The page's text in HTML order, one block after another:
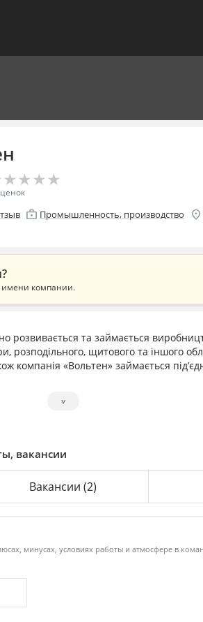
★
★★
★★
★★
★
enterprise Промышленность, производство location_on
имени компании.
розвивається та займається
розподільного, щитового та іншого
компанія «Вольтен» займається
˅
вакансии
Вакансии (2)
минусах, условиях работы и атмосфере в